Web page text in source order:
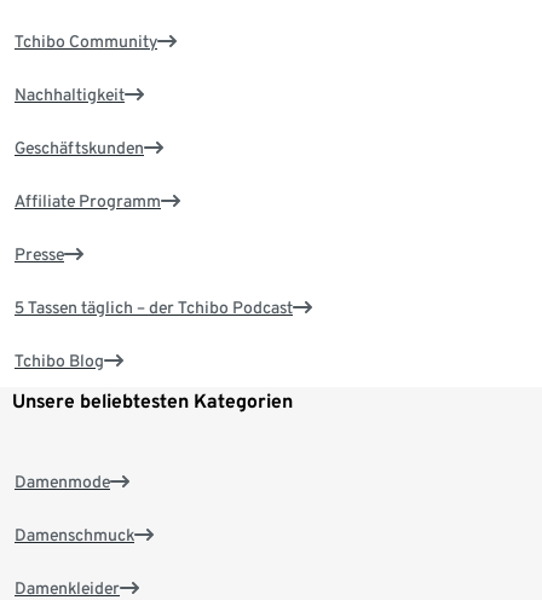
Tchibo Community
Nachhaltigkeit
Geschäftskunden
Affiliate Programm
Presse
5 Tassen täglich – der Tchibo Podcast
Tchibo Blog
Unsere beliebtesten Kategorien
Damenmode
Damenschmuck
Damenkleider